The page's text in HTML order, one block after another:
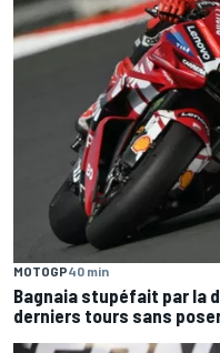
MOTOGP40 min
Bagnaia stupéfait par la
derniers tours sans